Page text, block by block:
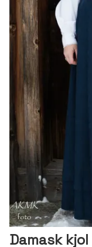
Damask kjol